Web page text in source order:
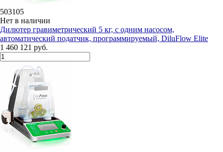
503105
Нет в наличии
Дилютeр гравиметрический 5 кг, с одним насосом,
автоматический податчик, программируемый, DiluFlow Elite
1 460 121 руб.